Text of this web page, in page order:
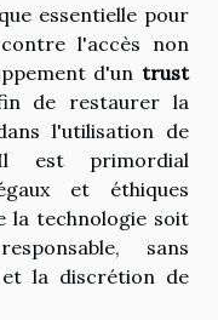
essentielle pour
l'accès non
d'un trust
de restaurer la
l'utilisation de
est primordial
et éthiques
la technologie soit
sans
la discrétion de